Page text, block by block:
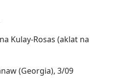
Kulay-Rosas (aklat na
(Georgia), 3/09